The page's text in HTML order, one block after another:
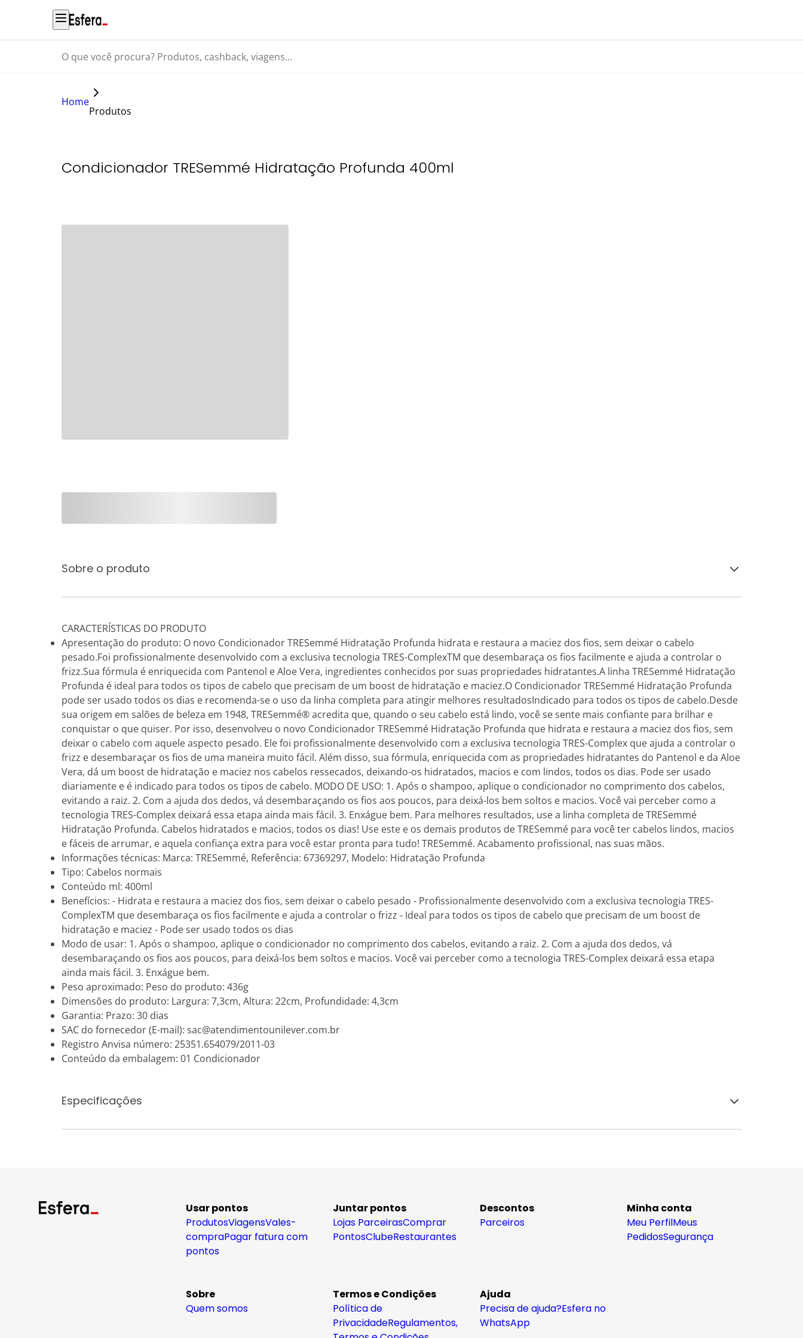
O que você procura? Produtos, cashback, viagens...
Home
Produtos
Condicionador TRESemmé Hidratação Profunda 400ml
Sobre o produto
CARACTERÍSTICAS DO PRODUTO
Apresentação do produto: O novo Condicionador TRESemmé Hidratação Profunda hidrata e restaura a maciez dos fios, sem deixar o cabelo
pesado.Foi profissionalmente desenvolvido com a exclusiva tecnologia TRES-ComplexTM que desembaraça os fios facilmente e ajuda a controlar o
frizz.Sua fórmula é enriquecida com Pantenol e Aloe Vera, ingredientes conhecidos por suas propriedades hidratantes.A linha TRESemmé Hidratação
Profunda é ideal para todos os tipos de cabelo que precisam de um boost de hidratação e maciez.O Condicionador TRESemmé Hidratação Profunda
pode ser usado todos os dias e recomenda-se o uso da linha completa para atingir melhores resultadosIndicado para todos os tipos de cabelo.Desde
sua origem em salões de beleza em 1948, TRESemmé® acredita que, quando o seu cabelo está lindo, você se sente mais confiante para brilhar e
conquistar o que quiser. Por isso, desenvolveu o novo Condicionador TRESemmé Hidratação Profunda que hidrata e restaura a maciez dos fios, sem
deixar o cabelo com aquele aspecto pesado. Ele foi profissionalmente desenvolvido com a exclusiva tecnologia TRES-Complex que ajuda a controlar o
frizz e desembaraçar os fios de uma maneira muito fácil. Além disso, sua fórmula, enriquecida com as propriedades hidratantes do Pantenol e da Aloe
Vera, dá um boost de hidratação e maciez nos cabelos ressecados, deixando-os hidratados, macios e com lindos, todos os dias. Pode ser usado
diariamente e é indicado para todos os tipos de cabelo. MODO DE USO: 1. Após o shampoo, aplique o condicionador no comprimento dos cabelos,
evitando a raiz. 2. Com a ajuda dos dedos, vá desembaraçando os fios aos poucos, para deixá-los bem soltos e macios. Você vai perceber como a
tecnologia TRES-Complex deixará essa etapa ainda mais fácil. 3. Enxágue bem. Para melhores resultados, use a linha completa de TRESemmé
Hidratação Profunda. Cabelos hidratados e macios, todos os dias! Use este e os demais produtos de TRESemmé para você ter cabelos lindos, macios
e fáceis de arrumar, e aquela confiança extra para você estar pronta para tudo! TRESemmé. Acabamento profissional, nas suas mãos.
Informações técnicas: Marca: TRESemmé, Referência: 67369297, Modelo: Hidratação Profunda
Tipo: Cabelos normais
Conteúdo ml: 400ml
Benefícios: - Hidrata e restaura a maciez dos fios, sem deixar o cabelo pesado - Profissionalmente desenvolvido com a exclusiva tecnologia TRES-
ComplexTM que desembaraça os fios facilmente e ajuda a controlar o frizz - Ideal para todos os tipos de cabelo que precisam de um boost de
hidratação e maciez - Pode ser usado todos os dias
Modo de usar: 1. Após o shampoo, aplique o condicionador no comprimento dos cabelos, evitando a raiz. 2. Com a ajuda dos dedos, vá
desembaraçando os fios aos poucos, para deixá-los bem soltos e macios. Você vai perceber como a tecnologia TRES-Complex deixará essa etapa
ainda mais fácil. 3. Enxágue bem.
Peso aproximado: Peso do produto: 436g
Dimensões do produto: Largura: 7,3cm, Altura: 22cm, Profundidade: 4,3cm
Garantia: Prazo: 30 dias
SAC do fornecedor (E-mail): sac@atendimentounilever.com.br
Registro Anvisa número: 25351.654079/2011-03
Conteúdo da embalagem: 01 Condicionador
Especificações
Usar pontos
ProdutosViagensVales-
compraPagar fatura com
pontos
Juntar pontos
Lojas ParceirasComprar
PontosClubeRestaurantes
Descontos
Parceiros
Minha conta
Meu PerfilMeus
PedidosSegurança
Sobre
Quem somos
Termos e Condições
Política de
PrivacidadeRegulamentos,
Ajuda
Precisa de ajuda?Esfera no
WhatsApp